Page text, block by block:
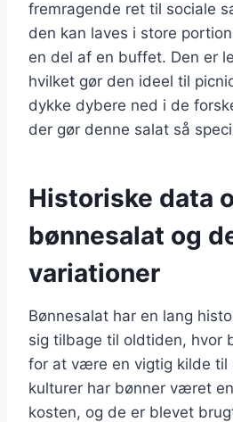
fremragende ret til sociale
den kan laves i store
en del af en buffet. Den er
hvilket gør den ideel til
dykke dybere ned i de
der gør denne salat så
Historiske data
bønnesalat og
variationer
Bønnesalat har en lang
sig tilbage til oldtiden, hvor
for at være en vigtig kilde til
kulturer har bønner været
kosten, og de er blevet